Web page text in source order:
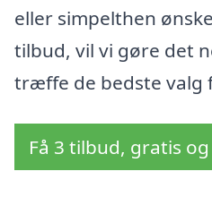
eller simpelthen
tilbud, vil vi gøre det
træffe de bedste valg
Få 3 tilbud, gratis